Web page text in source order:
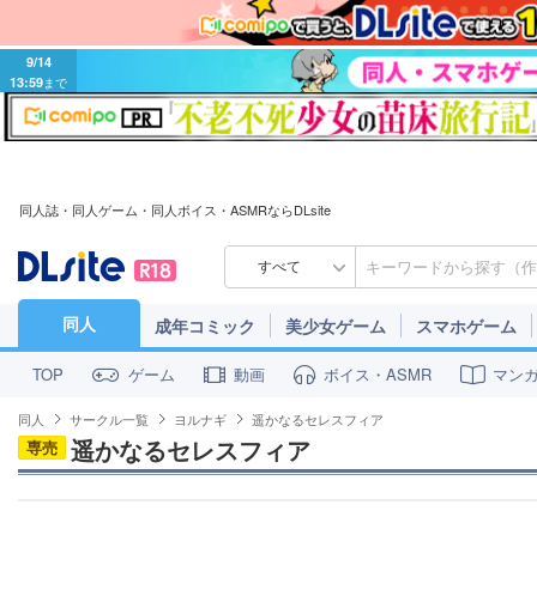
9/14
13:59まで
同人誌・同人ゲーム・同人ボイス・ASMRならDLsite
すべて
同人 成年コミック 美少女ゲーム スマホゲーム
TOP ゲーム 動画 ボイス・ASMR マン
同人 サークル一覧 ヨルナギ 遥かなるセレスフィア
専売 遥かなるセレスフィア